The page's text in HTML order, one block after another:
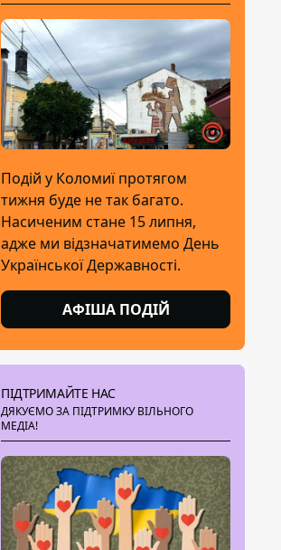
Подій у Коломиї протягом
тижня буде не так багато.
Насиченим стане 15 липня,
адже ми відзначатимемо День
Української Державності.
АФІША ПОДІЙ
ПІДТРИМАЙТЕ НАС
ДЯКУЄМО ЗА ПІДТРИМКУ ВІЛЬНОГО
МЕДІА!